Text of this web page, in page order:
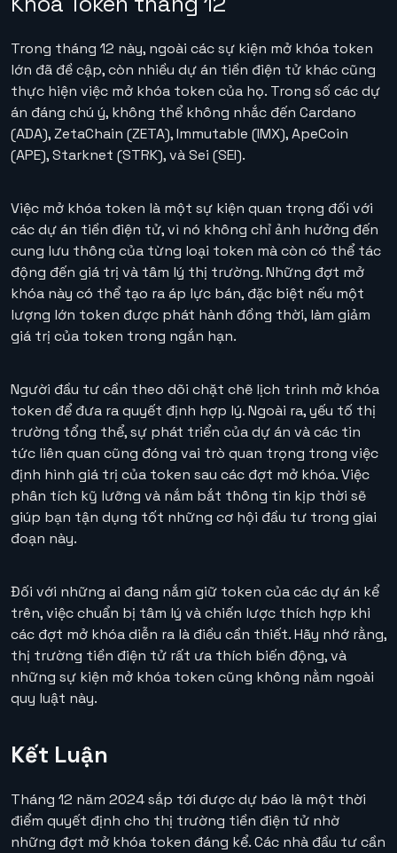
Trong tháng 12 này, ngoài các sự kiện mở khóa token
lớn đã đề cập, còn nhiều dự án tiền điện tử khác cũng
thực hiện việc mở khóa token của họ. Trong số các dự
án đáng chú ý, không thể không nhắc đến Cardano
(ADA), ZetaChain (ZETA), Immutable (IMX), ApeCoin
(APE), Starknet (STRK), và Sei (SEI).
Việc mở khóa token là một sự kiện quan trọng đối với
các dự án tiền điện tử, vì nó không chỉ ảnh hưởng đến
cung lưu thông của từng loại token mà còn có thể tác
động đến giá trị và tâm lý thị trường. Những đợt mở
khóa này có thể tạo ra áp lực bán, đặc biệt nếu một
lượng lớn token được phát hành đồng thời, làm giảm
giá trị của token trong ngắn hạn.
Người đầu tư cần theo dõi chặt chẽ lịch trình mở khóa
token để đưa ra quyết định hợp lý. Ngoài ra, yếu tố thị
trường tổng thể, sự phát triển của dự án và các tin
tức liên quan cũng đóng vai trò quan trọng trong việc
định hình giá trị của token sau các đợt mở khóa. Việc
phân tích kỹ lưỡng và nắm bắt thông tin kịp thời sẽ
giúp bạn tận dụng tốt những cơ hội đầu tư trong giai
đoạn này.
Đối với những ai đang nắm giữ token của các dự án kể
trên, việc chuẩn bị tâm lý và chiến lược thích hợp khi
các đợt mở khóa diễn ra là điều cần thiết. Hãy nhớ rằng,
thị trường tiền điện tử rất ưa thích biến động, và
những sự kiện mở khóa token cũng không nằm ngoài
quy luật này.
Kết Luận
Tháng 12 năm 2024 sắp tới được dự báo là một thời
điểm quyết định cho thị trường tiền điện tử nhờ
những đợt mở khóa token đáng kể. Các nhà đầu tư cần